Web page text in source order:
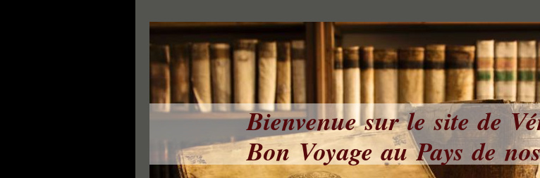
Bienvenue sur le site de
Bon Voyage au Pays de